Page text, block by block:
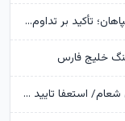
بازدید رئیس هیئت مدیره «اهداف» از نفت سپاهان؛ تأکید بر تداوم حمایت از شرکت های تابعه
واکنش پزشکیان به استعفای ذوالقدر از دبیری شعام/ استعفا تایید شد؟